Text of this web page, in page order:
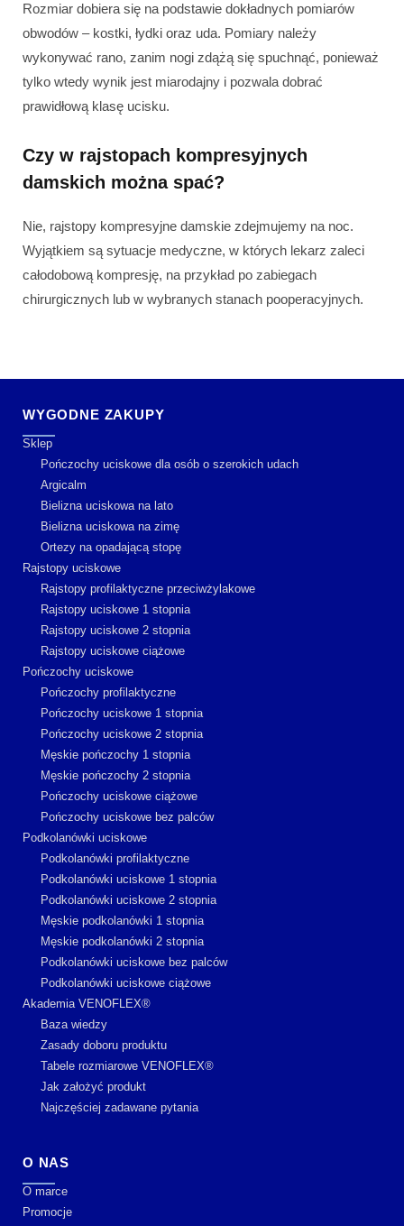
Rozmiar dobiera się na podstawie dokładnych pomiarów
obwodów – kostki, łydki oraz uda. Pomiary należy
wykonywać rano, zanim nogi zdążą się spuchnąć, ponieważ
tylko wtedy wynik jest miarodajny i pozwala dobrać
prawidłową klasę ucisku.
Czy w rajstopach kompresyjnych
damskich można spać?
Nie, rajstopy kompresyjne damskie zdejmujemy na noc.
Wyjątkiem są sytuacje medyczne, w których lekarz zaleci
całodobową kompresję, na przykład po zabiegach
chirurgicznych lub w wybranych stanach pooperacyjnych.
WYGODNE ZAKUPY
Sklep
Pończochy uciskowe dla osób o szerokich udach
Argicalm
Bielizna uciskowa na lato
Bielizna uciskowa na zimę
Ortezy na opadającą stopę
Rajstopy uciskowe
Rajstopy profilaktyczne przeciwżylakowe
Rajstopy uciskowe 1 stopnia
Rajstopy uciskowe 2 stopnia
Rajstopy uciskowe ciążowe
Pończochy uciskowe
Pończochy profilaktyczne
Pończochy uciskowe 1 stopnia
Pończochy uciskowe 2 stopnia
Męskie pończochy 1 stopnia
Męskie pończochy 2 stopnia
Pończochy uciskowe ciążowe
Pończochy uciskowe bez palców
Podkolanówki uciskowe
Podkolanówki profilaktyczne
Podkolanówki uciskowe 1 stopnia
Podkolanówki uciskowe 2 stopnia
Męskie podkolanówki 1 stopnia
Męskie podkolanówki 2 stopnia
Podkolanówki uciskowe bez palców
Podkolanówki uciskowe ciążowe
Akademia VENOFLEX®
Baza wiedzy
Zasady doboru produktu
Tabele rozmiarowe VENOFLEX®
Jak założyć produkt
Najczęściej zadawane pytania
O NAS
O marce
Promocje